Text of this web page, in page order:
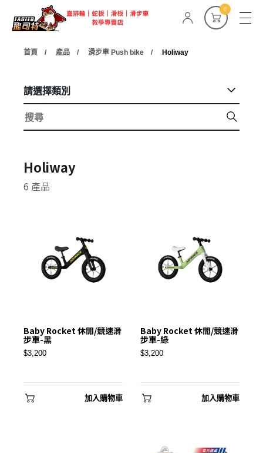
0
首頁 產品 滑步車 Push bike Holiway
請選擇類別
Holiway
6 產品
Baby Rocket 休閒/競速滑
步車-黑
$3,200
加入購物車
Baby Rocket 休閒/競速滑
步車-綠
$3,200
加入購物車